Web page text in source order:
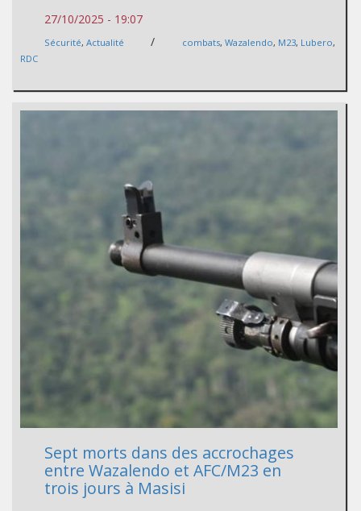
27/10/2025 - 19:07
Sécurité, Actualité / combats, Wazalendo, M23, Lubero,
RDC
Sept morts dans des accrochages
entre Wazalendo et AFC/M23 en
trois jours à Masisi